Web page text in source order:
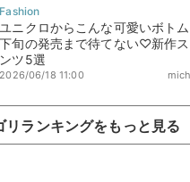
ユニクロからこんな可愛いボト
下旬の発売まで待てない♡新作
ンツ5選
2026/06/18 11:00
リランキングをもっと見る